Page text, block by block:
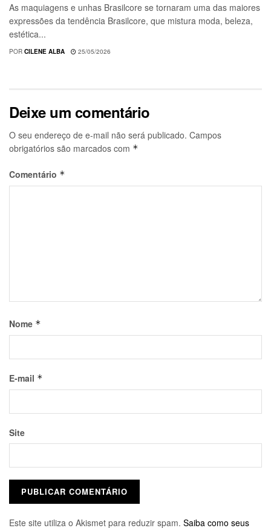
As maquiagens e unhas Brasilcore se tornaram uma das maiores
expressões da tendência Brasilcore, que mistura moda, beleza,
estética...
POR CILENE ALBA 25/05/2026
Deixe um comentário
O seu endereço de e-mail não será publicado. Campos
obrigatórios são marcados com *
Comentário *
Nome *
E-mail *
Site
Este site utiliza o Akismet para reduzir spam. Saiba como seus